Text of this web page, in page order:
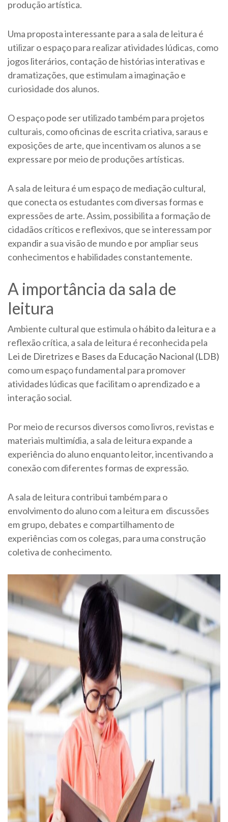
produção artística.
Uma proposta interessante para a sala de leitura é
utilizar o espaço para realizar atividades lúdicas, como
jogos literários, contação de histórias interativas e
dramatizações, que estimulam a imaginação e
curiosidade dos alunos.
O espaço pode ser utilizado também para projetos
culturais, como oficinas de escrita criativa, saraus e
exposições de arte, que incentivam os alunos a se
expressare por meio de produções artísticas.
A sala de leitura é um espaço de mediação cultural,
que conecta os estudantes com diversas formas e
expressões de arte. Assim, possibilita a formação de
cidadãos críticos e reflexivos, que se interessam por
expandir a sua visão de mundo e por ampliar seus
conhecimentos e habilidades constantemente.
A importância da sala de
leitura
Ambiente cultural que estimula ohábito da leitura e a
reflexão crítica, a sala de leitura é reconhecida pela
Lei de Diretrizes e Bases da Educação Nacional (LDB)
como um espaço fundamental para promover
atividades lúdicas que facilitam o aprendizado e a
interação social.
Por meio de recursos diversos como livros, revistas e
materiais multimídia, a sala de leitura expande a
experiência do aluno enquanto leitor, incentivando a
conexão com diferentes formas de expressão.
A sala de leitura contribui também para o
envolvimento do aluno com a leitura em discussões
em grupo, debates e compartilhamento de
experiências com os colegas, para uma construção
coletiva de conhecimento.